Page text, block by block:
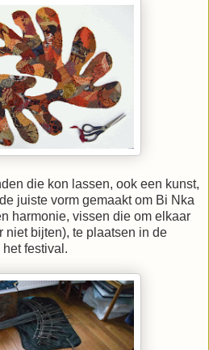
die kon lassen, ook een kunst,
juiste vorm gemaakt om Bi Nka
harmonie, vissen die om elkaar
niet bijten), te plaatsen in de
festival.